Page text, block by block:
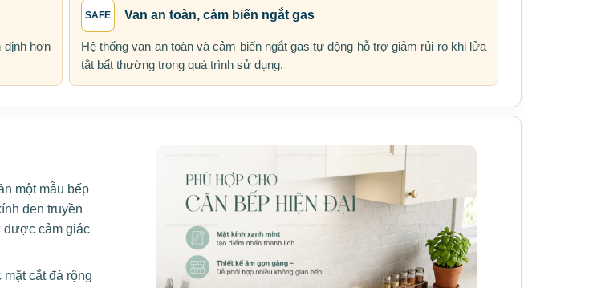
định hơn
SAFE Van an toàn, cảm biến ngắt gas
Hệ thống van an toàn và cảm biến ngắt gas tự động hỗ trợ giảm rủi ro khi lửa
tắt bất thường trong quá trình sử dụng.
một mẫu bếp
đen truyền
được cảm giác
cắt đá rộng